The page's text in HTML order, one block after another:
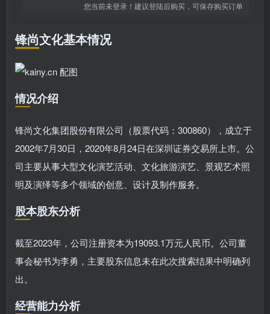
您当前未登录！建议登陆后购买，可保存购买订单
锋尚文化基本情况
情况介绍
锋尚文化集团股份有限公司（股票代码：300860），成立于
2002年7月30日，2020年8月24日在深圳证券交易所上市。公
司主要从事大型文化演艺活动、文化旅游演艺、景观艺术照
明及演绎等多个领域的创意、设计及制作服务。
股本股东分析
截至2023年，公司注册资本为19093.1万元人民币。公司董
事会秘书为李勇，主要股东信息未在此次搜索结果中明确列
出。
经营能力分析